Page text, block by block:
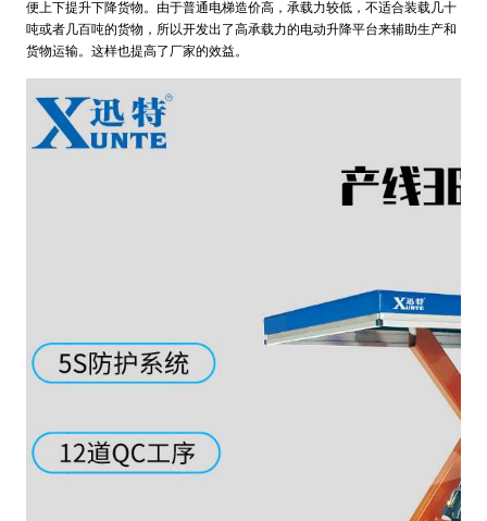
便上下提升下降货物。由于普通电梯造价高，承载力较低，不适合装载几十
吨或者几百吨的货物，所以开发出了高承载力的电动升降平台来辅助生产和
货物运输。这样也提高了厂家的效益。